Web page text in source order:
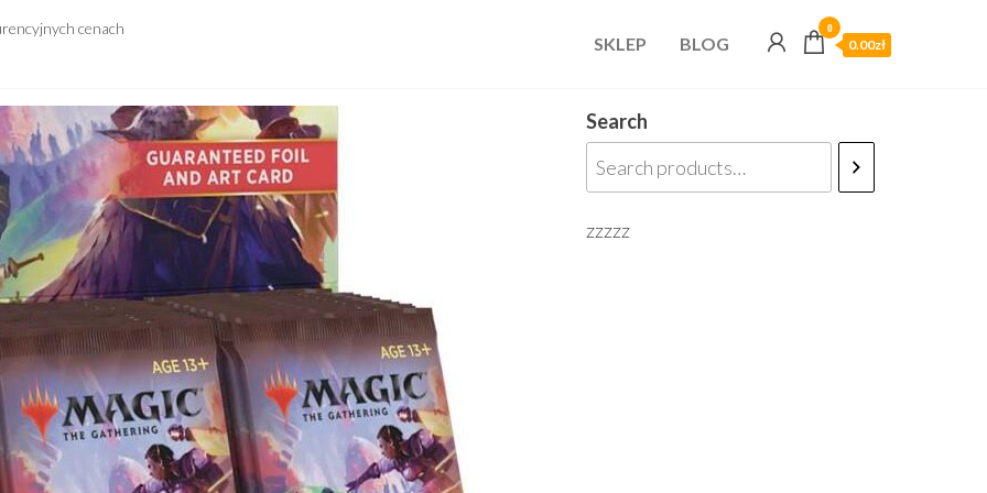
cenach
SKLEP BLOG
0
0.00zł
Search
zzzzz